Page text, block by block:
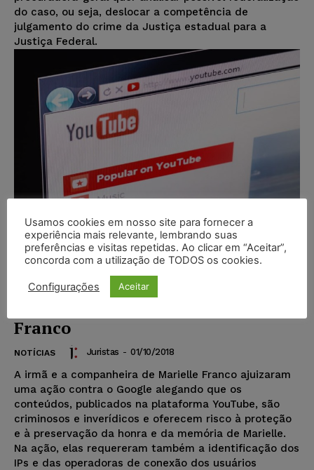
do caso, ou seja, deslocar a competência de
julgamento do crime da Justiça estadual para a
Justiça Federal.
Justiça determina que Google
retire do Youtube conteúdo
Franco
NOTÍCIAS Juristas - 01/10/2018
A irmã e a companheira de Marielle Franco ajuizaram
uma ação contra o Google alegando que os
conteúdos, publicados na plataforma YouTube, são
criminosos e inverídicos e oferecem risco à proteção
e à preservação da honra e da memória de Marielle.
Na ação, elas requereram também a identificação dos
IPs e das operadoras de conexão dos usuários
Usamos cookies em nosso site para fornecer a
experiência mais relevante, lembrando suas
preferências e visitas repetidas. Ao clicar em “Aceitar”,
concorda com a utilização de TODOS os cookies.
Configurações Aceitar